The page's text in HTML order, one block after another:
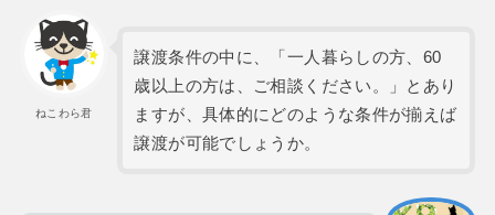
ねこわら君
譲渡条件の中に、「一人暮らしの方、60
歳以上の方は、ご相談ください。」とあり
ますが、具体的にどのような条件が揃えば
譲渡が可能でしょうか。